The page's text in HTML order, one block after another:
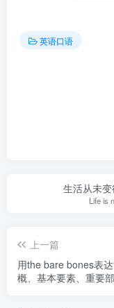
英语口语
生活从未
Life is
上一篇
用the bare bones表达
概、基本要素、重要